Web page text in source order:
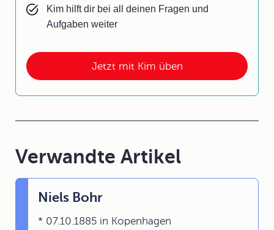
Jetzt mit Kim üben
Kim hilft dir bei all deinen Fragen und
Aufgaben weiter
Verwandte Artikel
Niels Bohr
* 07.10.1885 in Kopenhagen